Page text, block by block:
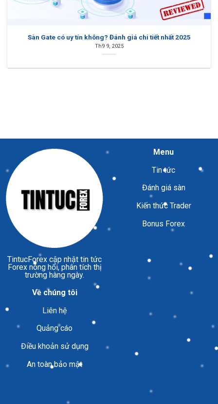
Sàn Gate có uy tín không? Đánh giá chi tiết nhất 2025
Th9 9, 2025
TintucForex cập nhật tin tức
Forex nóng hổi, phân tích thị
trường hàng ngày.
Menu
Tin tức
Đánh giá sàn
Kiến thức Trader
Bonus Forex
Về chúng tôi
Liên hệ
Quảng cáo
Điều khoản sử dụng
An toàn bảo mật